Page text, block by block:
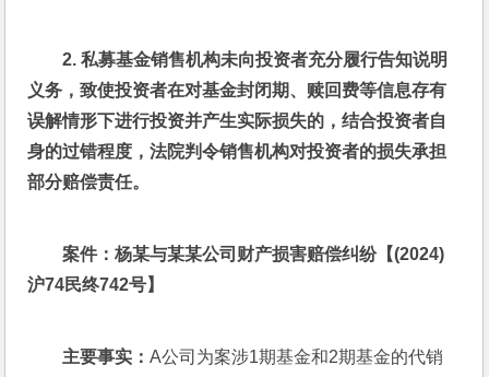
2. 私募基金销售机构未向投资者充分履行告知说明
义务，致使投资者在对基金封闭期、赎回费等信息存有
误解情形下进行投资并产生实际损失的，结合投资者自
身的过错程度，法院判令销售机构对投资者的损失承担
部分赔偿责任。
案件：杨某与某某公司财产损害赔偿纠纷【(2024)
沪74民终742号】
主要事实：A公司为案涉1期基金和2期基金的代销